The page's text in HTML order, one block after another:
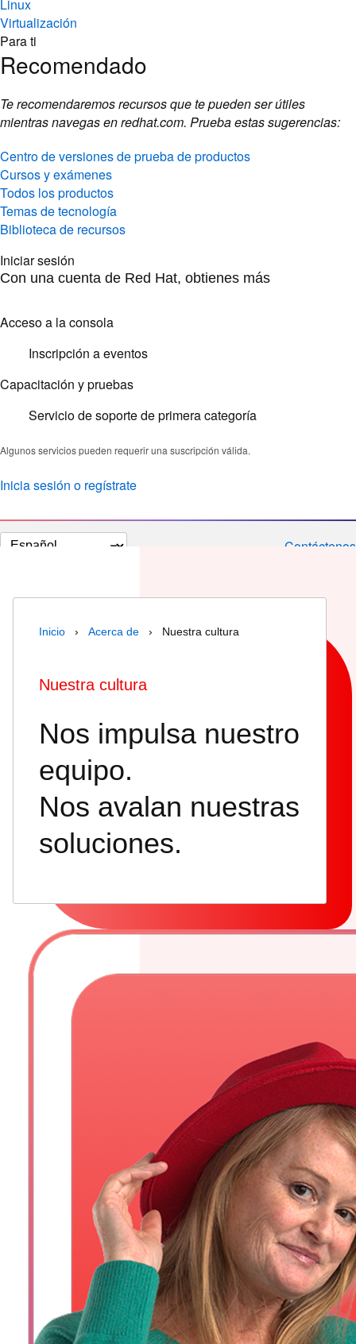
Linux
Virtualización
Para ti
Recomendado
Te recomendaremos recursos que te pueden ser útiles
mientras navegas en redhat.com. Prueba estas sugerencias:
Centro de versiones de prueba de productos
Cursos y exámenes
Todos los productos
Temas de tecnología
Biblioteca de recursos
Iniciar sesión
Con una cuenta de Red Hat, obtienes más
Acceso a la consola
Inscripción a eventos
Capacitación y pruebas
Servicio de soporte de primera categoría
Algunos servicios pueden requerir una suscripción válida.
Inicia sesión o regístrate
Cambiar
Contáctenos
Inicio › Acerca de › Nuestra cultura
Nuestra cultura
Nos impulsa nuestro
equipo.
Nos avalan nuestras
soluciones.